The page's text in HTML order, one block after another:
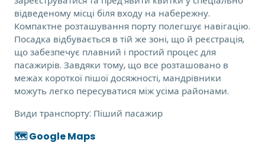
відведеному місці біля входу на набережну.
Компактне розташування порту полегшує навігацію.
Посадка відбувається в тій же зоні, що й реєстрація,
що забезпечує плавний і простий процес для
пасажирів. Завдяки тому, що все розташовано в
межах короткої пішої досяжності, мандрівники
можуть легко пересуватися між усіма районами.
Види транспорту: Піший пасажир
🗺️ Google Maps